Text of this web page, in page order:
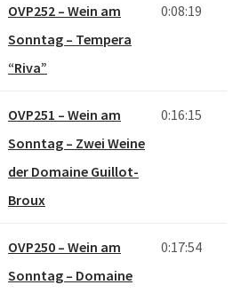
OVP252 – Wein am
Sonntag – Tempera
“Riva”
0:08:19
OVP251 – Wein am
Sonntag – Zwei Weine
der Domaine Guillot-
Broux
0:16:15
OVP250 – Wein am
Sonntag – Domaine
0:17:54